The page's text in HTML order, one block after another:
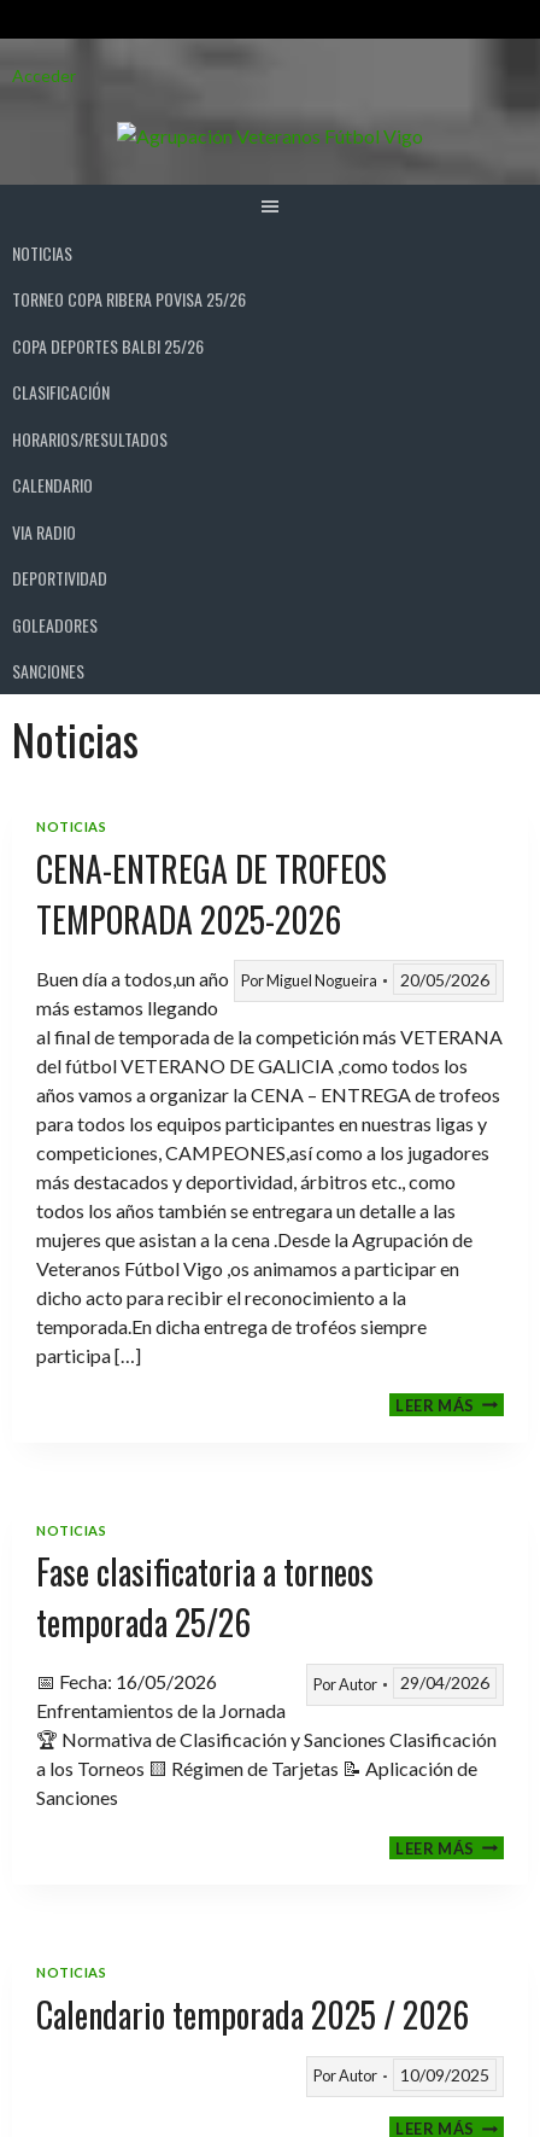
alAcceder
NOTICIAS
TORNEO COPA RIBERA POVISA 25/26
COPA DEPORTES BALBI 25/26
CLASIFICACIÓN
HORARIOS/RESULTADOS
CALENDARIO
VIA RADIO
DEPORTIVIDAD
GOLEADORES
SANCIONES
Noticias
NOTICIAS
CENA-ENTREGA DE TROFEOS
TEMPORADA 2025-2026
PorMiguel Nogueira 20/05/2026
Buen día a todos,un año
más estamos llegando
al final de temporada de la competición más VETERANA
del fútbol VETERANO DE GALICIA ,como todos los
años vamos a organizar la CENA – ENTREGA de trofeos
para todos los equipos participantes en nuestras ligas y
competiciones, CAMPEONES,así como a los jugadores
más destacados y deportividad, árbitros etc., como
todos los años también se entregara un detalle a las
mujeres que asistan a la cena .Desde la Agrupación de
Veteranos Fútbol Vigo ,os animamos a participar en
dicho acto para recibir el reconocimiento a la
temporada.En dicha entrega de troféos siempre
participa […]
LEER MÁSCENA-
NOTICIAS
Fase clasificatoria a torneos
temporada 25/26
PorAutor 29/04/2026
📅 Fecha: 16/05/2026
Enfrentamientos de la Jornada
🏆 Normativa de Clasificación y Sanciones Clasificación
a los Torneos 🟨 Régimen de Tarjetas 📝 Aplicación de
Sanciones
LEER MÁSFASE
NOTICIAS
Calendario temporada 2025 / 2026
PorAutor 10/09/2025
LEER MÁS